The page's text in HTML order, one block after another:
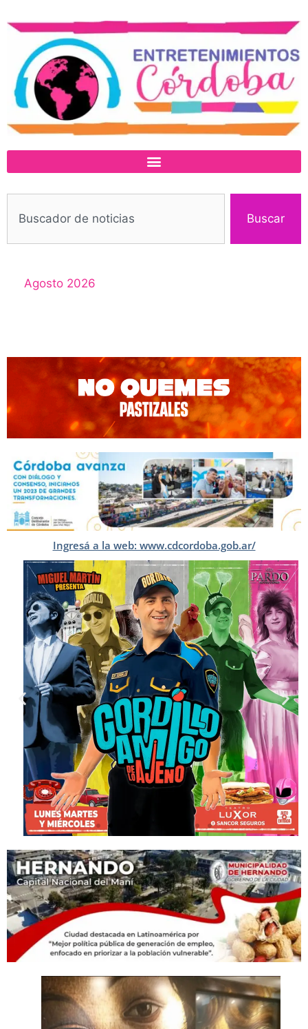
Buscar
Agosto 2026
Ingresá a la web: www.cdcordoba.gob.ar/